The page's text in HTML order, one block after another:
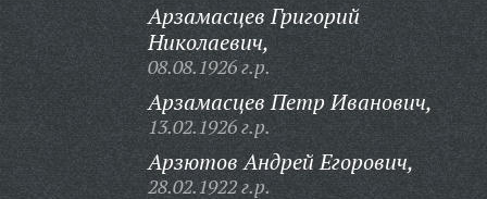
Арзамасцев Григорий
Николаевич,
08.08.1926 г.р.
Арзамасцев Петр Иванович,
13.02.1926 г.р.
Арзютов Андрей Егорович,
28.02.1922 г.р.